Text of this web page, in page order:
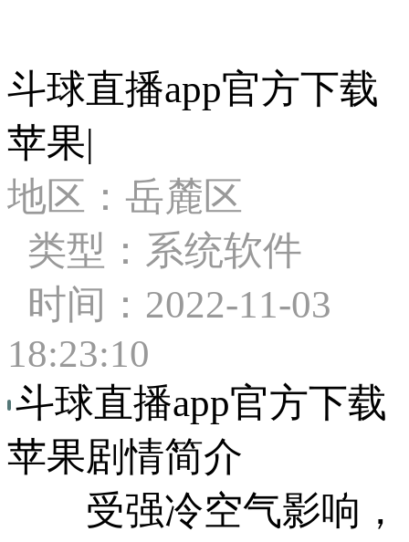
斗球直播app官方下载
苹果|
地区：岳麓区
类型：系统软件
时间：2022-11-03
18:23:10
斗球直播app官方下载
苹果剧情简介
受强冷空气影响，